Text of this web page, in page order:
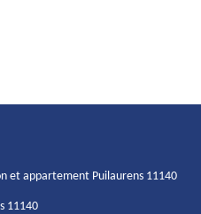
et appartement Puilaurens 11140
11140